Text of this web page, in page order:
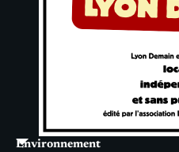
Environnement